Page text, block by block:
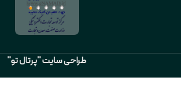
طراحی سایت "پرتال تو"